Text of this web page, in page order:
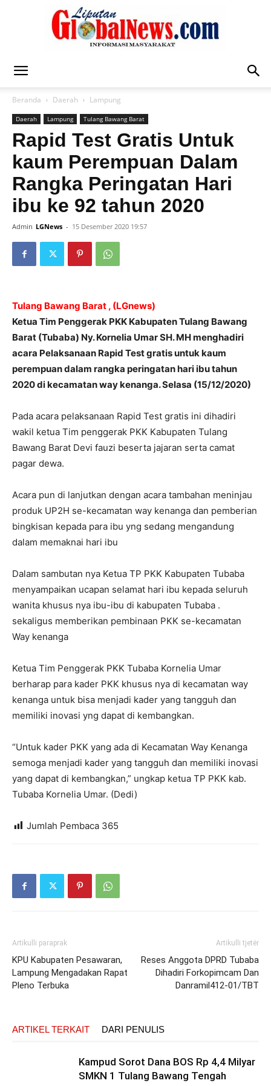
Global
News
Beranda Daerah Lampung
Daerah Lampung Tulang Bawang Barat
Rapid Test Gratis Untuk
kaum Perempuan Dalam
Rangka Peringatan Hari
ibu ke 92 tahun 2020
Admin LGNews - 15 Desember 2020 19:57
Tulang Bawang Barat , (LGnews)
Ketua Tim Penggerak PKK Kabupaten Tulang Bawang
Barat (Tubaba) Ny. Kornelia Umar SH. MH menghadiri
acara Pelaksanaan Rapid Test gratis untuk kaum
perempuan dalam rangka peringatan hari ibu tahun
2020 di kecamatan way kenanga. Selasa (15/12/2020)
Pada acara pelaksanaan Rapid Test gratis ini dihadiri
wakil ketua Tim penggerak PKK Kabupaten Tulang
Bawang Barat Devi fauzi beserta jajaran serta camat
pagar dewa.
Acara pun di lanjutkan dengan acara tambahan meninjau
produk UP2H se-kecamatan way kenanga dan pemberian
bingkisan kepada para ibu yng sedang mengandung
dalam memaknai hari ibu
Dalam sambutan nya Ketua TP PKK Kabupaten Tubaba
menyampaikan ucapan selamat hari ibu kepada seluruh
wanita khusus nya ibu-ibu di kabupaten Tubaba .
sekaligus memberikan pembinaan PKK se-kecamatan
Way kenanga
Ketua Tim Penggerak PKK Tubaba Kornelia Umar
berharap para kader PKK khusus nya di kecamatan way
kenanga untuk bisa menjadi kader yang tangguh dan
memiliki inovasi yng dapat di kembangkan.
“Untuk kader PKK yang ada di Kecamatan Way Kenanga
semoga menjadi kader yang tangguh dan memiliki inovasi
yang dapat di kembangkan,” ungkap ketua TP PKK kab.
Tubaba Kornelia Umar. (Dedi)
Jumlah Pembaca 365
Artikulli paraprak
KPU Kabupaten Pesawaran,
Lampung Mengadakan Rapat
Pleno Terbuka
Artikulli tjetër
Reses Anggota DPRD Tubaba
Dihadiri Forkopimcam Dan
Danramil412-01/TBT
ARTIKEL TERKAIT DARI PENULIS
Kampud Sorot Dana BOS Rp 4,4 Milyar
SMKN 1 Tulang Bawang Tengah